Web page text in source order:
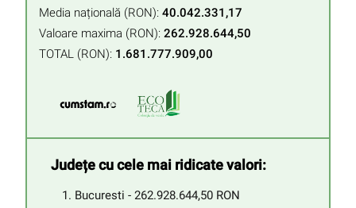
Media națională (RON): 40.042.331,17
Valoare maxima (RON): 262.928.644,50
TOTAL (RON): 1.681.777.909,00
Județe cu cele mai ridicate valori:
Bucuresti - 262.928.644,50 RON